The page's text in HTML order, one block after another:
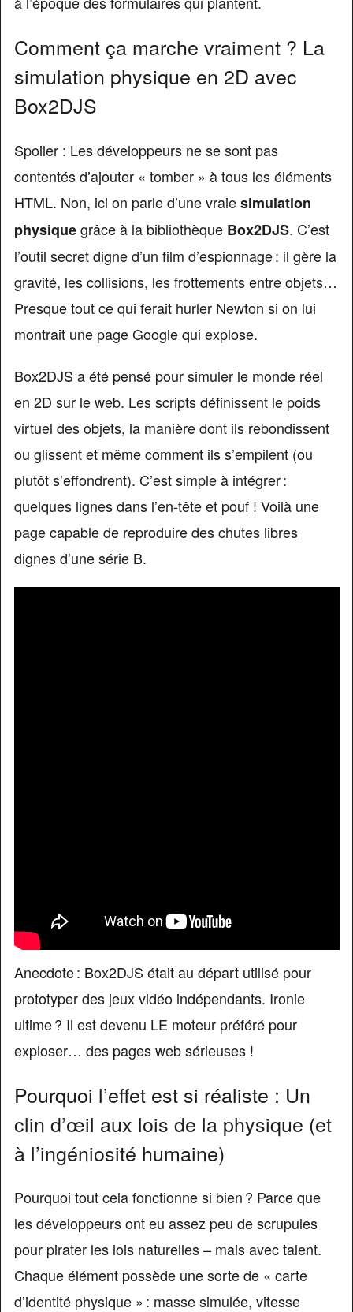
Comment ça marche vraiment ? La
simulation physique en 2D avec
Box2DJS
Spoiler : Les développeurs ne se sont pas
contentés d’ajouter « tomber » à tous les éléments
HTML. Non, ici on parle d’une vraiesimulation
physiquegrâce à la bibliothèque Box2DJS. C’est
l’outil secret digne d’un film d’espionnage : il gère la
gravité, les collisions, les frottements entre objets…
Presque tout ce qui ferait hurler Newton si on lui
montrait une page Google qui explose.
Box2DJS a été pensé pour simuler le monde réel
en 2D sur le web. Les scripts définissent le poids
virtuel des objets, la manière dont ils rebondissent
ou glissent et même comment ils s’empilent (ou
plutôt s’effondrent). C’est simple à intégrer :
quelques lignes dans l’en-tête et pouf ! Voilà une
page capable de reproduire des chutes libres
dignes d’une série B.
Anecdote : Box2DJS était au départ utilisé pour
prototyper des jeux vidéo indépendants. Ironie
ultime ? Il est devenu LE moteur préféré pour
exploser… des pages web sérieuses !
Pourquoi l’effet est si réaliste : Un
clin d’œil aux lois de la physique (et
à l’ingéniosité humaine)
Pourquoi tout cela fonctionne si bien ? Parce que
les développeurs ont eu assez peu de scrupules
pour pirater les lois naturelles – mais avec talent.
Chaque élément possède une sorte de « carte
d’identité physique » : masse simulée, vitesse